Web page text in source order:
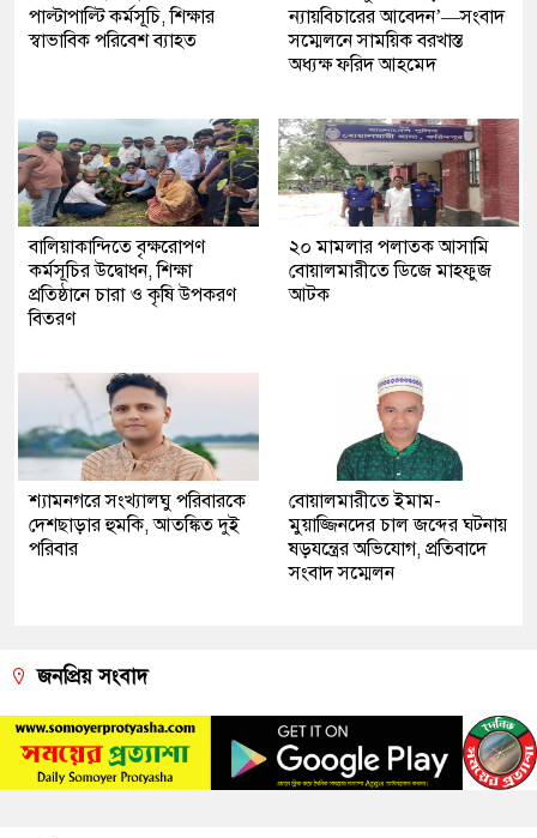
পাল্টাপাল্টি কর্মসূচি, শিক্ষার
স্বাভাবিক পরিবেশ ব্যাহত
ন্যায়বিচারের আবেদন’—সংবাদ
সম্মেলনে সাময়িক বরখাস্ত
অধ্যক্ষ ফরিদ আহমেদ
বালিয়াকান্দিতে বৃক্ষরোপণ
কর্মসূচির উদ্বোধন, শিক্ষা
প্রতিষ্ঠানে চারা ও কৃষি উপকরণ
বিতরণ
২০ মামলার পলাতক আসামি
বোয়ালমারীতে ডিজে মাহফুজ
আটক
শ্যামনগরে সংখ্যালঘু পরিবারকে
দেশছাড়ার হুমকি, আতঙ্কিত দুই
পরিবার
বোয়ালমারীতে ইমাম-
মুয়াজ্জিনদের চাল জব্দের ঘটনায়
ষড়যন্ত্রের অভিযোগ, প্রতিবাদে
সংবাদ সম্মেলন
জনপ্রিয় সংবাদ